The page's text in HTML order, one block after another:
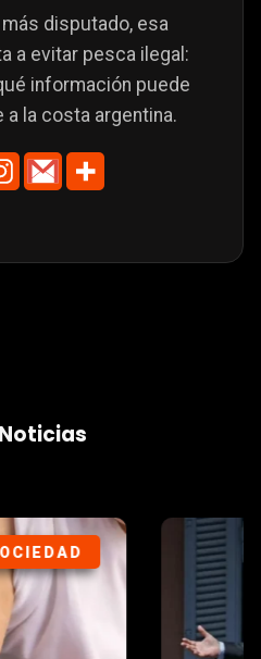
disputado, esa
a evitar pesca ilegal:
información puede
la costa argentina.
POLÍTICA